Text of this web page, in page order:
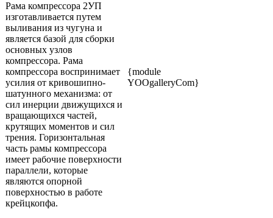
Рама компрессора 2УП
изготавливается путем
выливания из чугуна и
является базой для сборки
основных узлов
компрессора. Рама
компрессора воспринимает
усилия от кривошипно-
шатунного механизма: от
сил инерции движущихся и
вращающихся частей,
крутящих моментов и сил
трения. Горизонтальная
часть рамы компрессора
имеет рабочие поверхности
параллели, которые
являются опорной
поверхностью в работе
крейцкопфа.
{module
YOOgalleryCom}